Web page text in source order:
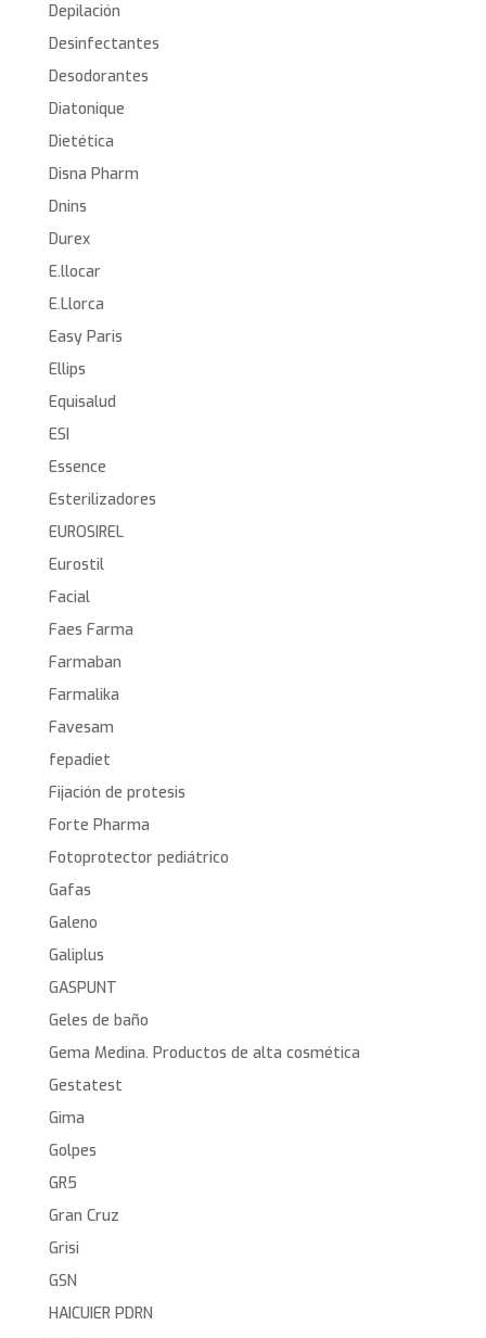
Depilación
Desinfectantes
Desodorantes
Diatonique
Dietética
Disna Pharm
Dnins
Durex
E.llocar
E.Llorca
Easy Paris
Ellips
Equisalud
ESI
Essence
Esterilizadores
EUROSIREL
Eurostil
Facial
Faes Farma
Farmaban
Farmalika
Favesam
fepadiet
Fijación de protesis
Forte Pharma
Fotoprotector pediátrico
Gafas
Galeno
Galiplus
GASPUNT
Geles de baño
Gema Medina. Productos de alta cosmética
Gestatest
Gima
Golpes
GR5
Gran Cruz
Grisi
GSN
HAICUIER PDRN